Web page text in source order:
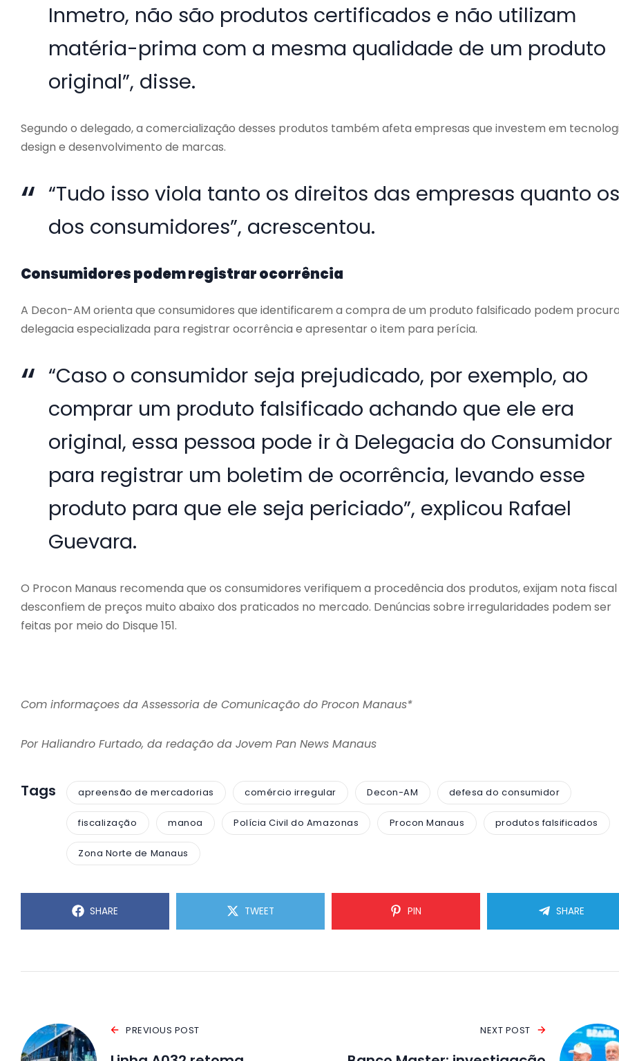
Inmetro, não são produtos certificados e não utilizam
matéria-prima com a mesma qualidade de um produto
original”, disse.
Segundo o delegado, a comercialização desses produtos também afeta empresas que investem em
design e desenvolvimento de marcas.
“Tudo isso viola tanto os direitos das empresas quanto
dos consumidores”, acrescentou.
Consumidores podem registrar ocorrência
A Decon-AM orienta que consumidores que identificarem a compra de um produto falsificado podem
delegacia especializada para registrar ocorrência e apresentar o item para perícia.
“Caso o consumidor seja prejudicado, por exemplo, ao
comprar um produto falsificado achando que ele era
original, essa pessoa pode ir à Delegacia do Consumidor
para registrar um boletim de ocorrência, levando esse
produto para que ele seja periciado”, explicou Rafael
Guevara.
O Procon Manaus recomenda que os consumidores verifiquem a procedência dos produtos, exijam nota
desconfiem de preços muito abaixo dos praticados no mercado. Denúncias sobre irregularidades podem ser
feitas por meio do Disque 151.
Com informaçoes da Assessoria de Comunicação do Procon Manaus*
Por Haliandro Furtado, da redação da Jovem Pan News Manaus
Tags apreensão de mercadorias comércio irregular Decon-AM defesa do consumidor
fiscalização manoa Polícia Civil do Amazonas Procon Manaus produtos falsificados
Zona Norte de Manaus
SHARE TWEET PIN SHARE
PREVIOUS POST NEXT POST